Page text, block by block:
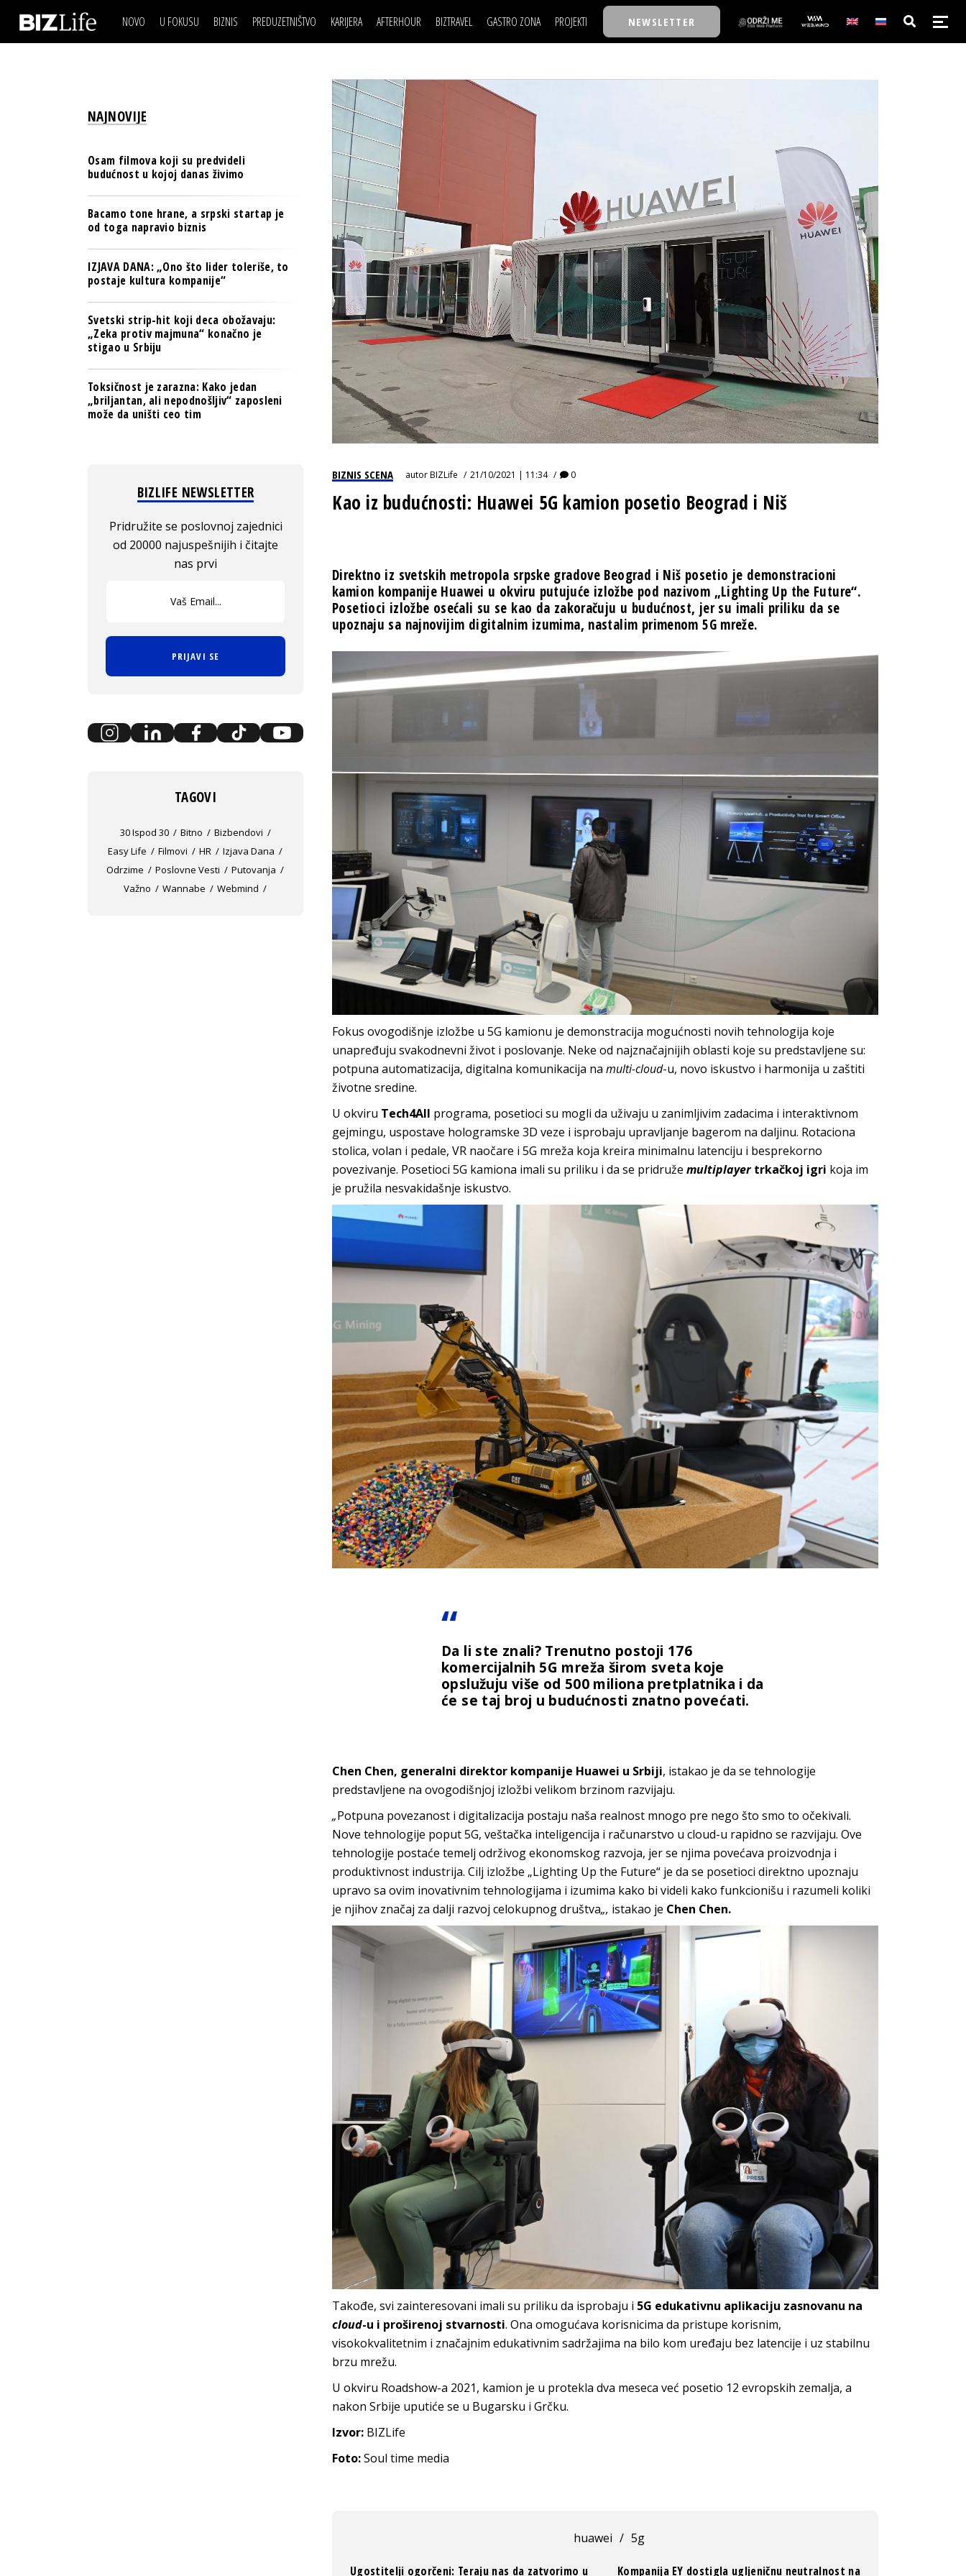
NOVO U FOKUSU BIZNIS
BANKE
OSIGURANJE
TECH I AI
BIZNIS & SPORT
PULS REGIONA
NOVO NA RAFU
PREDUZETNIŠTVO KARIJERA
LJUDI (HR)
MOJ UGAO
USAVRŠAVANJE
KNOW-HOW
AFTERHOUR
KNJIGE
AUTO SVET
STIL
WELLBEING
BIZTRAVEL GASTRO ZONA PROJEKTI
BIZKOLEGIJUM
BMW BIZNIS LIGA
BIZLIFE WEEK
IZJAVA GODINE
NEWSLETTER
IZJAVA DANABIZNIS SCENA
BREND I KOMUNIKACIJE
OSIGURANJE
TECH I AI
POSAO
MOJ UGAO
USAVRŠAVANJE
KNOW-HOW
FILM I SCENA
AUTO SVET
STIL
WELLBEING
NAJKOLEGA
30 ISPOD 30
BIZLIFE WEEK
IZJAVA GODINE
BIZNIS SCENA autorBIZLife 21/10/2021 | 11:34 0
Kao iz budućnosti: Huawei 5G kamion posetio Beograd i Niš
Direktno iz svetskih metropola srpske gradove Beograd i Niš posetio je demonstracioni
kamion kompanije Huawei u okviru putujuće izložbe pod nazivom „Lighting Up the Future“.
Posetioci izložbe osećali su se kao da zakoračuju u budućnost, jer su imali priliku da se
upoznaju sa najnovijim digitalnim izumima, nastalim primenom 5G mreže.
Fokus ovogodišnje izložbe u 5G kamionu je demonstracija mogućnosti novih tehnologija koje
unapređuju svakodnevni život i poslovanje. Neke od najznačajnijih oblasti koje su predstavljene su:
potpuna automatizacija, digitalna komunikacija na multi-cloud-u, novo iskustvo i harmonija u zaštiti
životne sredine.
U okviru Tech4All programa, posetioci su mogli da uživaju u zanimljivim zadacima i interaktivnom
gejmingu, uspostave hologramske 3D veze i isprobaju upravljanje bagerom na daljinu. Rotaciona
stolica, volan i pedale, VR naočare i 5G mreža koja kreira minimalnu latenciju i besprekorno
povezivanje. Posetioci 5G kamiona imali su priliku i da se pridruže multiplayertrkačkoj igri koja im
je pružila nesvakidašnje iskustvo.
Da li ste znali? Trenutno postoji 176
komercijalnih 5G mreža širom sveta koje
opslužuju više od 500 miliona pretplatnika i da
će se taj broj u budućnosti znatno povećati.
Chen Chen, generalni direktor kompanije Huawei u Srbiji, istakao je da se tehnologije
predstavljene na ovogodišnjoj izložbi velikom brzinom razvijaju.
„Potpuna povezanost i digitalizacija postaju naša realnost mnogo pre nego što smo to očekivali.
Nove tehnologije poput 5G, veštačka inteligencija i računarstvo u cloud-u rapidno se razvijaju. Ove
tehnologije postaće temelj održivog ekonomskog razvoja, jer se njima povećava proizvodnja i
produktivnost industrija. Cilj izložbe „Lighting Up the Future“ je da se posetioci direktno upoznaju
upravo sa ovim inovativnim tehnologijama i izumima kako bi videli kako funkcionišu i razumeli koliki
je njihov značaj za dalji razvoj celokupnog društva„, istakao je Chen Chen.
Takođe, svi zainteresovani imali su priliku da isprobaju i 5G edukativnu aplikaciju zasnovanu na
cloud-u i proširenoj stvarnosti. Ona omogućava korisnicima da pristupe korisnim,
visokokvalitetnim i značajnim edukativnim sadržajima na bilo kom uređaju bez latencije i uz stabilnu
brzu mrežu.
U okviru Roadshow-a 2021, kamion je u protekla dva meseca već posetio 12 evropskih zemalja, a
nakon Srbije uputiće se u Bugarsku i Grčku.
Izvor: BIZLife
Foto:Soul time media
huawei / 5g
Ugostitelji ogorčeni: Teraju nas da zatvorimo u Kompanija EY dostigla ugljeničnu neutralnost na
NAJNOVIJE
Osam filmova koji su predvideli
budućnost u kojoj danas živimo
Bacamo tone hrane, a srpski startap je
od toga napravio biznis
IZJAVA DANA: „Ono što lider toleriše, to
postaje kultura kompanije“
Svetski strip-hit koji deca obožavaju:
„Zeka protiv majmuna“ konačno je
stigao u Srbiju
Toksičnost je zarazna: Kako jedan
„briljantan, ali nepodnošljiv“ zaposleni
može da uništi ceo tim
BIZLIFE NEWSLETTER
Pridružite se poslovnoj zajednici
od 20000 najuspešnijih i čitajte
nas prvi
PRIJAVI SE
TAGOVI
30 Ispod 30 Bitno
Bizbendovi
Easy Life
Filmovi HR
Izjava Dana
Odrzime
Poslovne Vesti
Putovanja
Važno
Wannabe Webmind